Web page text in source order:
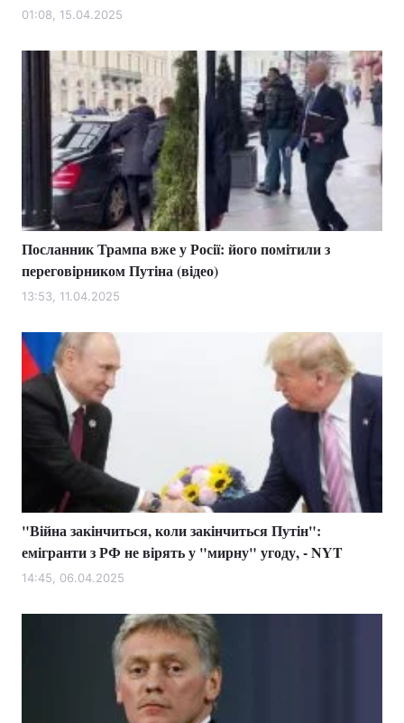
01:08, 15.04.2025
Посланник Трампа вже у Росії: його помітили з
переговірником Путіна (відео)
13:53, 11.04.2025
"Війна закінчиться, коли закінчиться Путін":
емігранти з РФ не вірять у "мирну" угоду, - NYT
14:45, 06.04.2025